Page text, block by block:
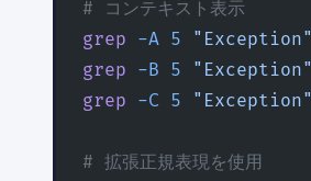
# コンテキスト表示
grep -A 5 "Exception"
grep -B 5 "Exception"
grep -C 5 "Exception"
# 拡張正規表現を使用